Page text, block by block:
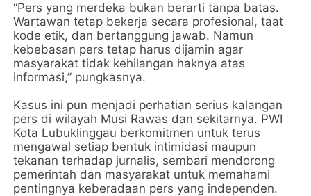
“Pers yang merdeka bukan berarti tanpa batas.
Wartawan tetap bekerja secara profesional, taat
kode etik, dan bertanggung jawab. Namun
kebebasan pers tetap harus dijamin agar
masyarakat tidak kehilangan haknya atas
informasi,” pungkasnya.
Kasus ini pun menjadi perhatian serius kalangan
pers di wilayah Musi Rawas dan sekitarnya. PWI
Kota Lubuklinggau berkomitmen untuk terus
mengawal setiap bentuk intimidasi maupun
tekanan terhadap jurnalis, sembari mendorong
pemerintah dan masyarakat untuk memahami
pentingnya keberadaan pers yang independen.